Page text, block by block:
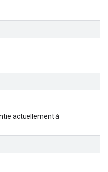
actuellement à